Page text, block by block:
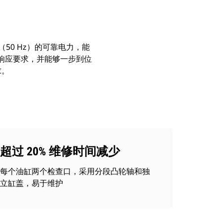
50 Hz）的可靠电力，能
应要求，并能够一步到位
超过 20% 维修时间减少
每个油缸两个检查口，采用分段凸轮轴和独
立缸盖，易于维护